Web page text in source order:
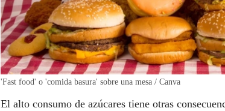
'Fast food' o 'comida basura' sobre una mesa / Canva
El alto consumo de azúcares tiene otras